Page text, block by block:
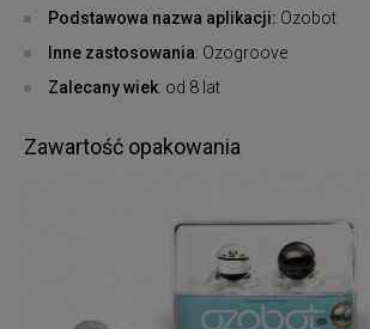
Podstawowa nazwa aplikacji: Ozobot
Inne zastosowania: Ozogroove
Zalecany wiek: od 8 lat
Zawartość opakowania